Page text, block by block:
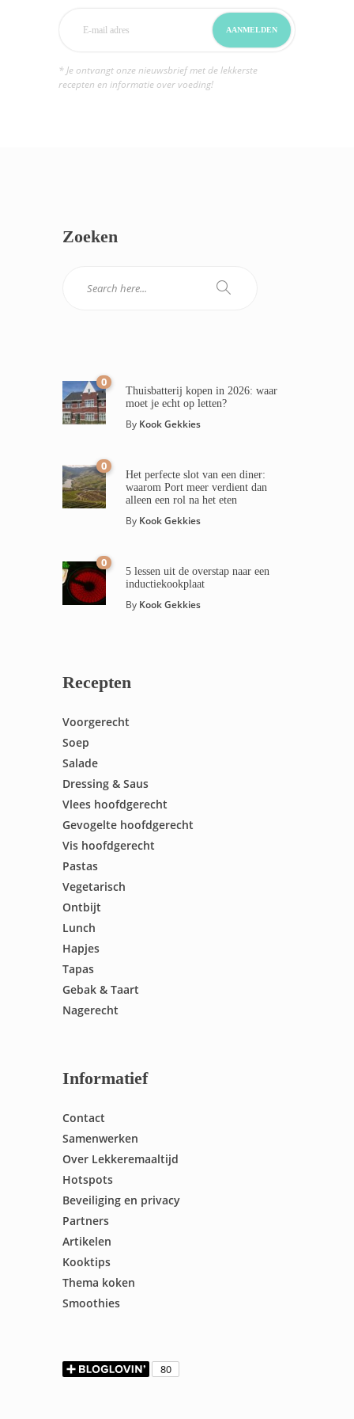
* Je ontvangt onze nieuwsbrief met de lekkerste
recepten en informatie over voeding!
Zoeken
0
Thuisbatterij kopen in 2026: waar
moet je echt op letten?
By Kook Gekkies
0
Het perfecte slot van een diner:
waarom Port meer verdient dan
alleen een rol na het eten
By Kook Gekkies
0
5 lessen uit de overstap naar een
inductiekookplaat
By Kook Gekkies
Recepten
Voorgerecht
Soep
Salade
Dressing & Saus
Vlees hoofdgerecht
Gevogelte hoofdgerecht
Vis hoofdgerecht
Pastas
Vegetarisch
Ontbijt
Lunch
Hapjes
Tapas
Gebak & Taart
Nagerecht
Informatief
Contact
Samenwerken
Over Lekkeremaaltijd
Hotspots
Beveiliging en privacy
Partners
Artikelen
Kooktips
Thema koken
Smoothies